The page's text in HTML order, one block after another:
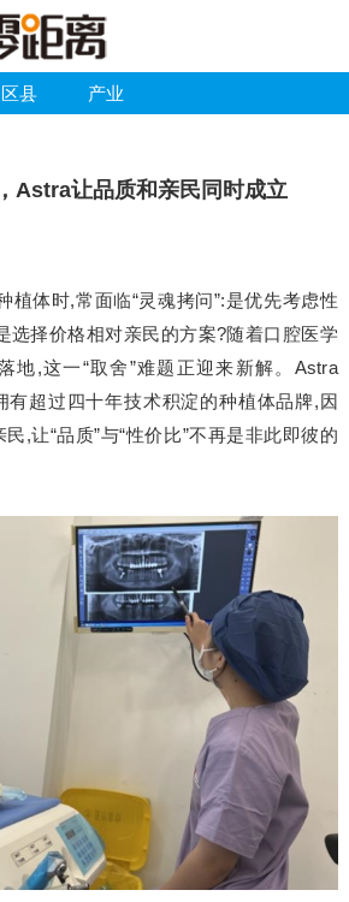
区县 产业
Astra让品质和亲民同时成立
植体时,常面临“灵魂拷问”:是优先考虑性
选择价格相对亲民的方案?随着口腔医学
地,这一“取舍”难题正迎来新解。Astra
超过四十年技术积淀的种植体品牌,因
,让“品质”与“性价比”不再是非此即彼的